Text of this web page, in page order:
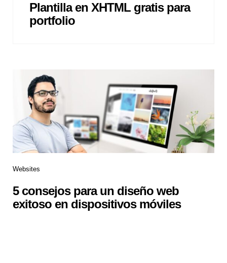
Plantilla en XHTML gratis para
portfolio
Websites
5 consejos para un diseño web
exitoso en dispositivos móviles